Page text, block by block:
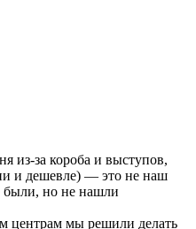
из-за короба и выступов,
и дешевле) — это не наш
были, но не нашли
центрам мы решили делать